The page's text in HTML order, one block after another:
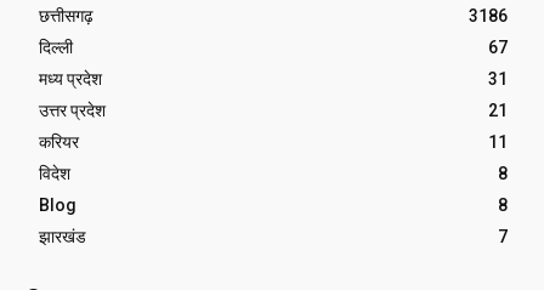
छत्तीसगढ़
3186
दिल्ली
67
मध्य प्रदेश
31
उत्तर प्रदेश
21
करियर
11
विदेश
8
Blog
8
झारखंड
7